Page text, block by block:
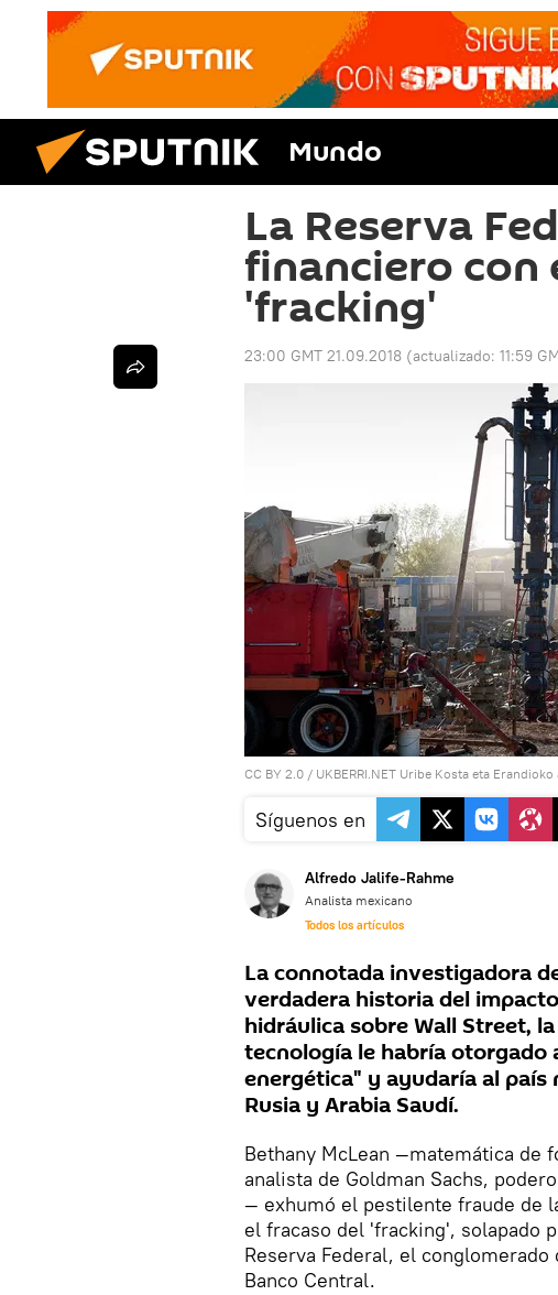
Mundo
La Reserva
financiero con
'fracking'
23:00 GMT 21.09.2018 (actualizado: 11:59
CC BY 2.0 / UKBERRI.NET Uribe Kosta eta
Síguenos en
Alfredo Jalife-Rahme
Analista mexicano
Todos los artículos
La connotada investigadora
verdadera historia del
hidráulica sobre Wall Street,
tecnología le habría otorgado
energética" y ayudaría al
Rusia y Arabia Saudí.
Bethany McLean —matemática de
analista de Goldman Sachs,
— exhumó el pestilente fraude de
el fracaso del 'fracking', solapado
Reserva Federal, el
Banco Central.